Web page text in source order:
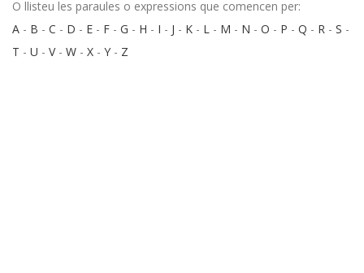
O llisteu les paraules o expressions que comencen per:
A - B - C - D - E - F - G - H - I - J - K - L - M - N - O - P - Q - R - S -
T - U - V- W - X - Y - Z